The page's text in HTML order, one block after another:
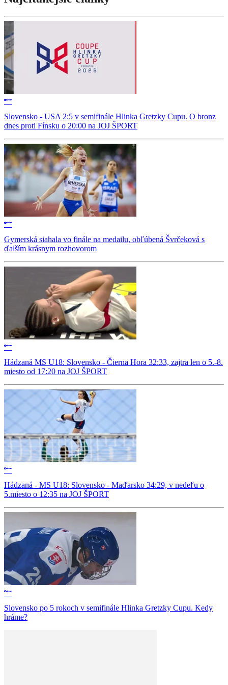
Slovensko - USA 2:5 v semifinále Hlinka Gretzky Cupu. O bronz
dnes proti Fínsku o 20:00 na JOJ ŠPORT
Gymerská siahala vo finále na medailu, obľúbená Švrčeková s
ďalším krásnym rozhovorom
Hádzaná MS U18: Slovensko - Čierna Hora 32:33, zajtra len o 5.-8.
miesto od 17:20 na JOJ ŠPORT
Hádzaná - MS U18: Slovensko - Maďarsko 34:29, v nedeľu o
5.miesto o 12:35 na JOJ ŠPORT
Slovensko po 5 rokoch v semifinále Hlinka Gretzky Cupu. Kedy
hráme?